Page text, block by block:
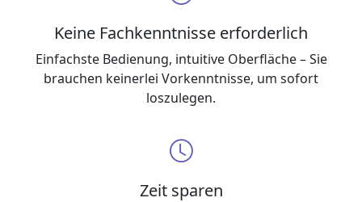
Keine Fachkenntnisse erforderlich
Einfachste Bedienung, intuitive Oberfläche – Sie
brauchen keinerlei Vorkenntnisse, um sofort
loszulegen.
Zeit sparen